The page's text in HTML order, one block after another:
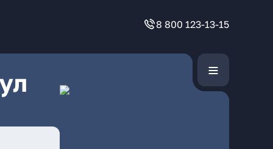
8 800 123-13-15